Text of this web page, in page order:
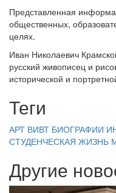
Представленная
общественных,
целях.
Иван Николаевич
русский живописец и
исторической и
Теги
АРТ ВИВТ БИОГРАФИИ
СТУДЕНЧЕСКАЯ ЖИЗНЬ
Другие